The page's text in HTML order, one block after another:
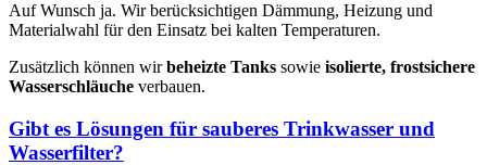
Auf Wunsch ja. Wir berücksichtigen Dämmung, Heizung und
Materialwahl für den Einsatz bei kalten Temperaturen.
Zusätzlich können wirbeheizte Tanks sowie isolierte, frostsichere
Wasserschläuche verbauen.
Gibt es Lösungen für sauberes Trinkwasser und
Wasserfilter?